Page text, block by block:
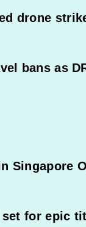
drone
bans as
Singapore
set for epic